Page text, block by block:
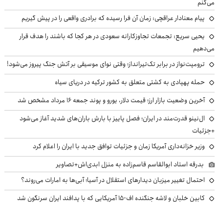
می‌کنم
پیام معنادار عراقچی: زمان آن فرا رسیده که برادری واقعی را در پیش گیریم
یحیی سریع: تجمعات تجاوزکارانه سعودی در هر کجا که باشند را هدف قرار
می‌دهیم
ترومپت‌نواز در برابر تک‌تیرانداز؛ وقتی نوای موسیقی بر آتش جنگ پیروز می‌شود!
حمله پهپادی به کشتی متعلق به کشور ترکیه در دریای سیاه
آخرین وضعیت بازار ارز؛ قیمت دلار، یورو و پوند جمعه ۱۶ مرداد مشخص شد
ال‌نینو قدرت‌مند در ایران؛ فصل پاییز با بارش باران‌های شدید آغاز می‌شود
+جزئیات
وزیر خزانه‌داری آمریکا زمان و جزئیات توافق جدید با ایران را اعلام کرد
بدرقه استاد ابوالقاسم قاسم‌زاده به منزل ابدی‌اش+تصاویر
احتمال تغییر میزبان دیدارهای استقلال در آسیا؛ آبی‌ها به امارات می‌روند؟
کابین خلبان و لاشه جنگنده اف-۱۵ آمریکایی که با پدافند ایران سرنگون شد